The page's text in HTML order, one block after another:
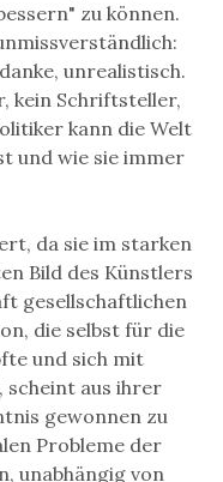
zu können.
unrealistisch.
kein Schriftsteller,
kann die Welt
und wie sie immer
da sie im starken
Bild des Künstlers
gesellschaftlichen
die selbst für die
und sich mit
aus ihrer
gewonnen zu
Probleme der
unabhängig von